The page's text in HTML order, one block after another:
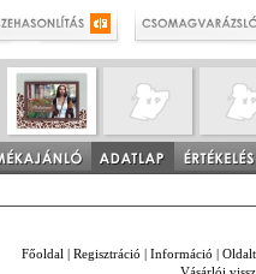
Főoldal | Regisztráció | Információ |